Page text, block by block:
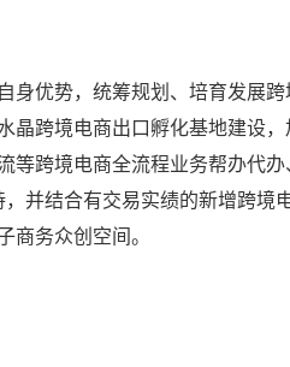
身优势，统筹规划、培育发展
晶跨境电商出口孵化基地建设
跨境电商全流程业务帮办代办
并结合有交易实绩的新增跨境
商务众创空间。